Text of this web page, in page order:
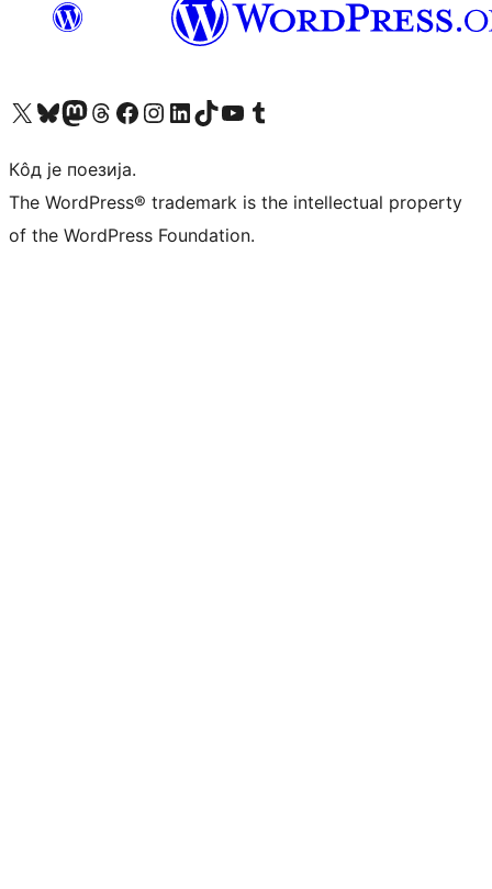
Visit our X (formerly Twitter) account
Посетите наш Bluesky налог
Visit our Mastodon account
Посетите наш налог на Threads-у Visit our Facebook page
Посетите наш Инстаграм налог
Visit our LinkedIn account
Посетите наш TikTok налог
Visit our YouTube channel
Посетите наш Tumblr налог
Кôд је поезија.
The WordPress® trademark is the intellectual property
of the WordPress Foundation.